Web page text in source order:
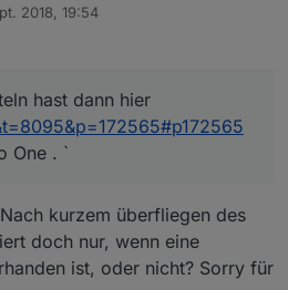
2018, 19:54
hast dann hier
One . `
kurzem überfliegen des
doch nur, wenn eine
ist, oder nicht? Sorry für